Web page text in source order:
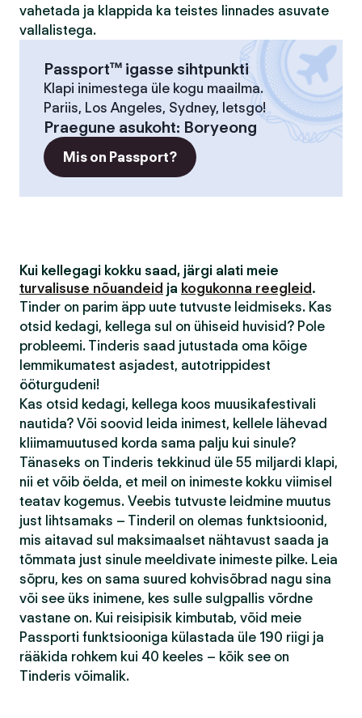
vahetada ja klappida ka teistes linnades asuvate
vallalistega.
Passport™ igasse sihtpunkti
Klapi inimestega üle kogu maailma.
Pariis, Los Angeles, Sydney, letsgo!
Praegune asukoht: Boryeong
Mis on Passport?
Kui kellegagi kokku saad, järgi alati meie
turvalisuse nõuandeid ja kogukonna reegleid .
Tinder on parim äpp uute tutvuste leidmiseks. Kas
otsid kedagi, kellega sul on ühiseid huvisid? Pole
probleemi. Tinderis saad jutustada oma kõige
lemmikumatest asjadest, autotrippidest
ööturgudeni!
Kas otsid kedagi, kellega koos muusikafestivali
nautida? Või soovid leida inimest, kellele lähevad
kliimamuutused korda sama palju kui sinule?
Tänaseks on Tinderis tekkinud üle 55 miljardi klapi,
nii et võib öelda, et meil on inimeste kokku viimisel
teatav kogemus. Veebis tutvuste leidmine muutus
just lihtsamaks – Tinderil on olemas funktsioonid,
mis aitavad sul maksimaalset nähtavust saada ja
tõmmata just sinule meeldivate inimeste pilke. Leia
sõpru, kes on sama suured kohvisõbrad nagu sina
või see üks inimene, kes sulle sulgpallis võrdne
vastane on. Kui reisipisik kimbutab, võid meie
Passporti funktsiooniga külastada üle 190 riigi ja
rääkida rohkem kui 40 keeles – kõik see on
Tinderis võimalik.